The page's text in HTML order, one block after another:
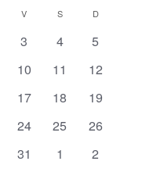
a
v
e
g
a
g
a
c
i
V VIERNES
S SÁBADO
D
0
3
0
4
0
5
0
10
0
11
0
12
0
17
0
18
0
19
0
24
0
25
0
26
0
31
0
1
0
2